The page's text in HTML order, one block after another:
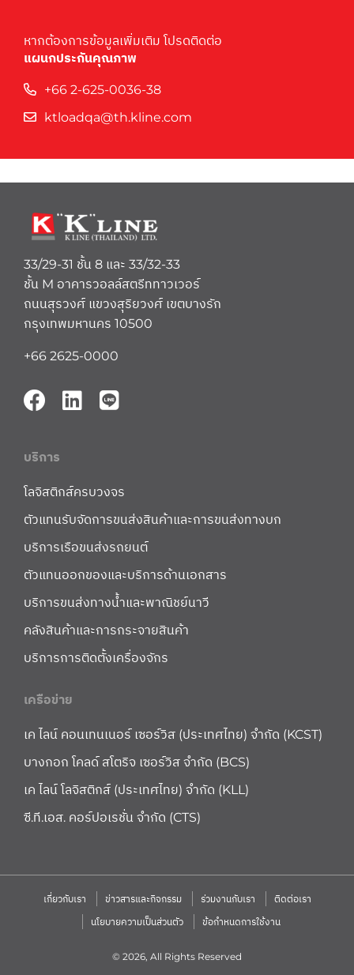
หากต้องการข้อมูลเพิ่มเติม โปรดติดต่อ
แผนกประกันคุณภาพ
+66 2-625-0036-38
ktloadqa@th.kline.com
33/29-31 ชั้น 8 และ 33/32-33
ชั้น M อาคารวอลล์สตรีททาวเวอร์
ถนนสุรวงศ์ แขวงสุริยวงศ์ เขตบางรัก
กรุงเทพมหานคร 10500
+66 2625-0000
บริการ
โลจิสติกส์ครบวงจร
ตัวแทนรับจัดการขนส่งสินค้าและการขนส่งทางบก
บริการเรือขนส่งรถยนต์
ตัวแทนออกของและบริการด้านเอกสาร
บริการขนส่งทางน้ำและพาณิชย์นาวี
คลังสินค้าและการกระจายสินค้า
บริการการติดตั้งเครื่องจักร
เครือข่าย
เค ไลน์ คอนเทนเนอร์ เซอร์วิส (ประเทศไทย) จำกัด (KCST)
บางกอก โคลด์ สโตริจ เซอร์วิส จำกัด (BCS)
เค ไลน์ โลจิสติกส์ (ประเทศไทย) จำกัด (KLL)
ซี.ที.เอส. คอร์ปอเรชั่น จำกัด (CTS)
เกี่ยวกับเรา ข่าวสารและกิจกรรม ร่วมงานกับเรา
ติดต่อเรา
นโยบายความเป็นส่วนตัว
ข้อกำหนดการใช้งาน
© 2026, All Rights Reserved